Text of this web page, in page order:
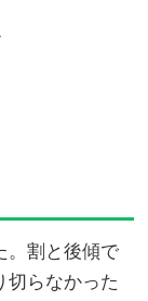
。割と後傾で
切らなかった